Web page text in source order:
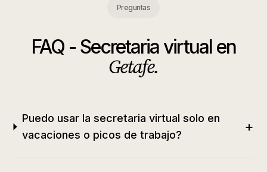
Preguntas
FAQ - Secretaria virtualen
Getafe.
Puedo usar la secretaria virtual solo en
vacaciones o picos de trabajo?
+